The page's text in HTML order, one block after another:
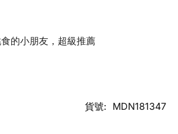
的小朋友，超級推薦
貨號: MDN181347